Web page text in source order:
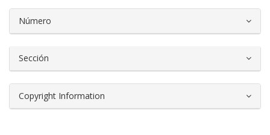
Número
Sección
Copyright Information